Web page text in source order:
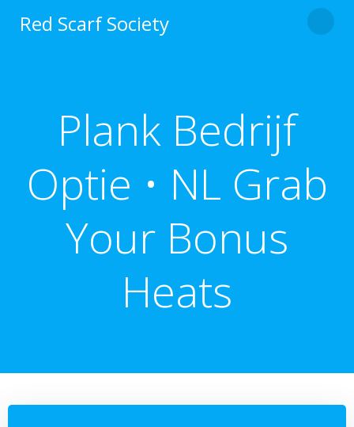
Red Scarf Society
Plank Bedrijf
Optie • NL Grab
Your Bonus
Heats